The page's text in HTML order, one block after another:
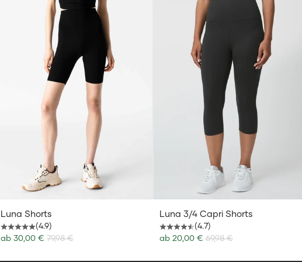
Luna Shorts
(4.9)
Angebot
ab 30,00 € 79,98 €
Luna 3/4 Capri Shorts
(4.7)
Angebot
ab 20,00 € 69,98 €